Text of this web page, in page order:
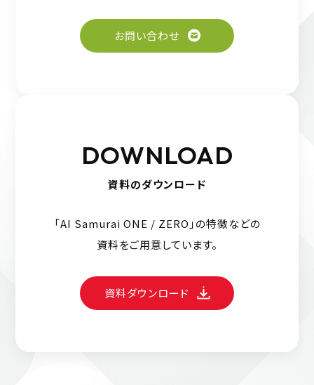
お問い合わせ
DOWNLOAD
資料のダウンロード
「AI Samurai ONE / ZERO」の特徴などの
資料をご用意しています。
資料ダウンロード